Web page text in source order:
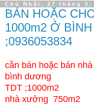
Chủ Nhật, 27 tháng 3,
BÁN HOẶC
1000m2 Ở
;0936053834
cần bán hoặc bán
bình dương
TDT ;1000m2
nhà xưởng 750m2